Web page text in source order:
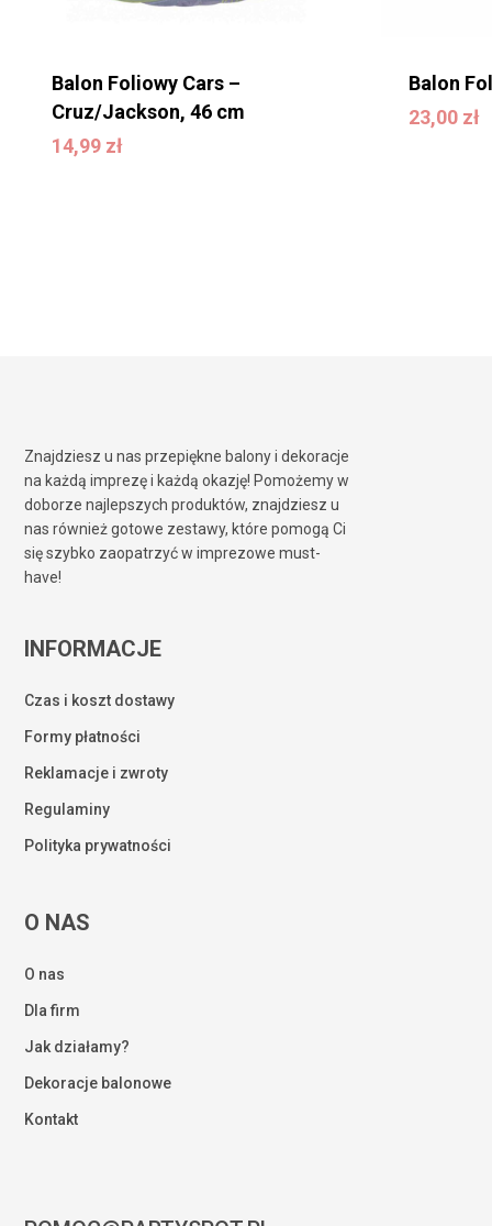
Balon Foliowy Cars –
Cruz/Jackson, 46 cm
14,99 zł
14,99zł
Balon
23,00 zł
23,00zł
Znajdziesz u nas przepiękne balony i dekoracje
na każdą imprezę i każdą okazję! Pomożemy w
doborze najlepszych produktów, znajdziesz u
nas również gotowe zestawy, które pomogą Ci
się szybko zaopatrzyć w imprezowe must-
have!
INFORMACJE
Czas i koszt dostawy
Formy płatności
Reklamacje i zwroty
Regulaminy
Polityka prywatności
O NAS
O nas
Dla firm
Jak działamy?
Dekoracje balonowe
Kontakt